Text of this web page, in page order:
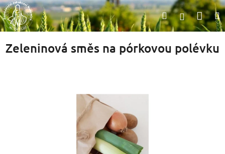
Přejít
na
obsah
HledatPřihlášení
Zeleninová směs na pórkovou polévku